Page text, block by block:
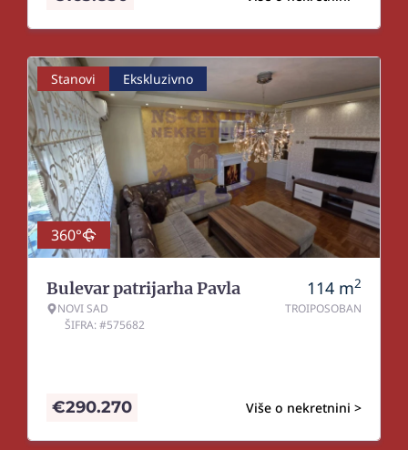
Stanovi Ekskluzivno
360°
Bulevar patrijarha Pavla
NOVI SAD
ŠIFRA: #575682
114 m2
TROIPOSOBAN
Više o nekretnini >
€290.270